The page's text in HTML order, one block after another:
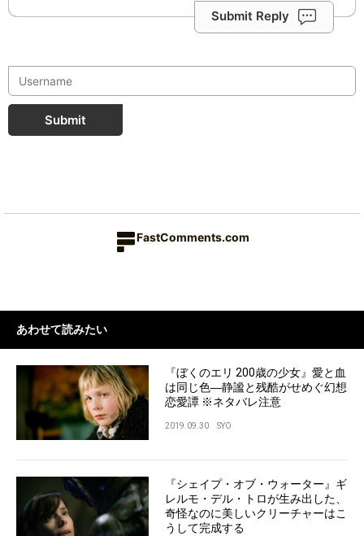
Submit Reply
Submit
FastComments.com
あわせて読みたい
『ぼくのエリ 200歳の少女』愛と血
は同じ色―静謐と残酷がせめぐ幻想
恋愛譚 ※ネタバレ注意
2019.09.30 SYO
『シェイプ・オブ・ウォーター』ギ
レルモ・デル・トロが生み出した、
奇怪なのに美しいクリーチャーはこ
うして完成する